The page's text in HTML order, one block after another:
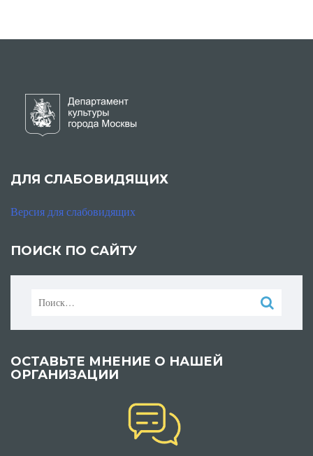
ДЛЯ СЛАБОВИДЯЩИХ
Версия для слабовидящих
ПОИСК ПО САЙТУ
Найти:
ОСТАВЬТЕ МНЕНИЕ О НАШЕЙ
ОРГАНИЗАЦИИ